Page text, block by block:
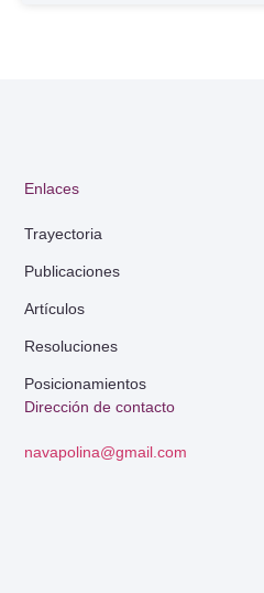
Dirección de contacto
navapolina@gmail.com
Enlaces
Trayectoria
Publicaciones
Artículos
Resoluciones
Posicionamientos